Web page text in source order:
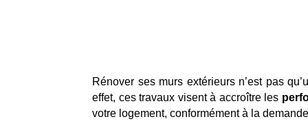
Rénover ses murs extérieurs n’est pas
effet, ces travaux visent à accroître les
votre logement, conformément à la